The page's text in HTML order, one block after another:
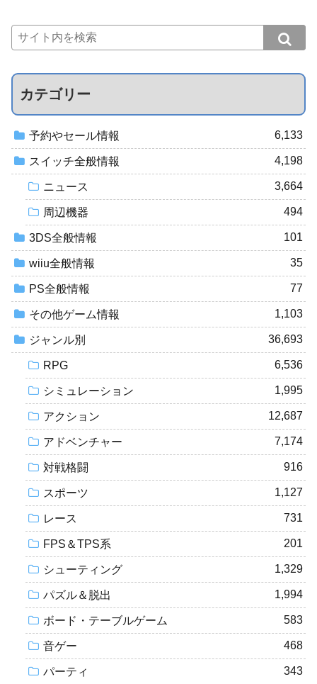
カテゴリー
予約やセール情報 6,133
スイッチ全般情報 4,198
ニュース 3,664
周辺機器 494
3DS全般情報 101
wiiu全般情報 35
PS全般情報 77
その他ゲーム情報 1,103
ジャンル別 36,693
RPG 6,536
シミュレーション 1,995
アクション 12,687
アドベンチャー 7,174
対戦格闘 916
スポーツ 1,127
レース 731
FPS＆TPS系 201
シューティング 1,329
パズル＆脱出 1,994
ボード・テーブルゲーム 583
音ゲー 468
パーティ 343